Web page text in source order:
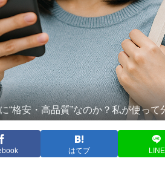
“格安・高品質”なのか？私が使っ
はてブ LINE